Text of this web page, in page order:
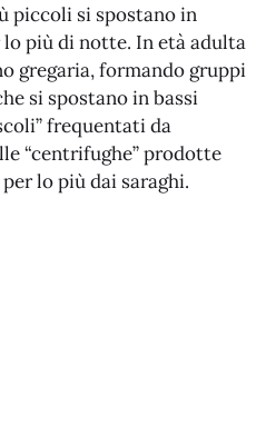
piccoli si spostano in
più di notte. In età adulta
gregaria, formando gruppi
si spostano in bassi
frequentati da
“centrifughe” prodotte
lo più dai saraghi.